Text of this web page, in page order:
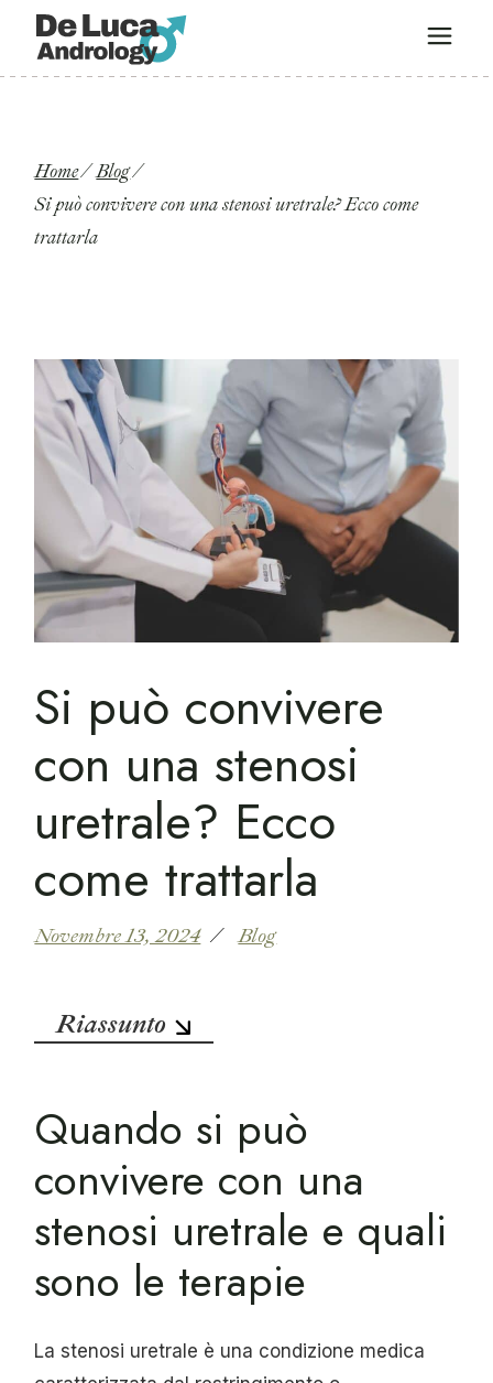
Home
Blog
Si può convivere con una stenosi uretrale? Ecco come
trattarla
Si può convivere
con una stenosi
uretrale? Ecco
come trattarla
Novembre 13, 2024 Blog
Riassunto
Quando si può
convivere con una
stenosi uretrale e quali
sono le terapie
La stenosi uretrale è una condizione medica